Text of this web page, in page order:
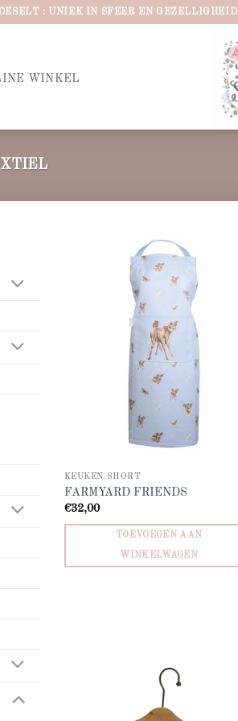
: UNIEK IN SFEER EN GEZELLIGHEID
WINKEL
KEUKEN SHORT
FARMYARD FRIENDS
€32,00
TOEVOEGEN AAN
WINKELWAGEN